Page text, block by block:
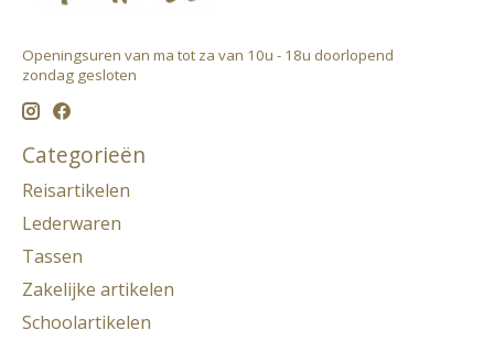
Openingsuren van ma tot za van 10u - 18u doorlopend ​
zondag gesloten
Categorieën
Reisartikelen
Lederwaren
Tassen
Zakelijke artikelen
Schoolartikelen